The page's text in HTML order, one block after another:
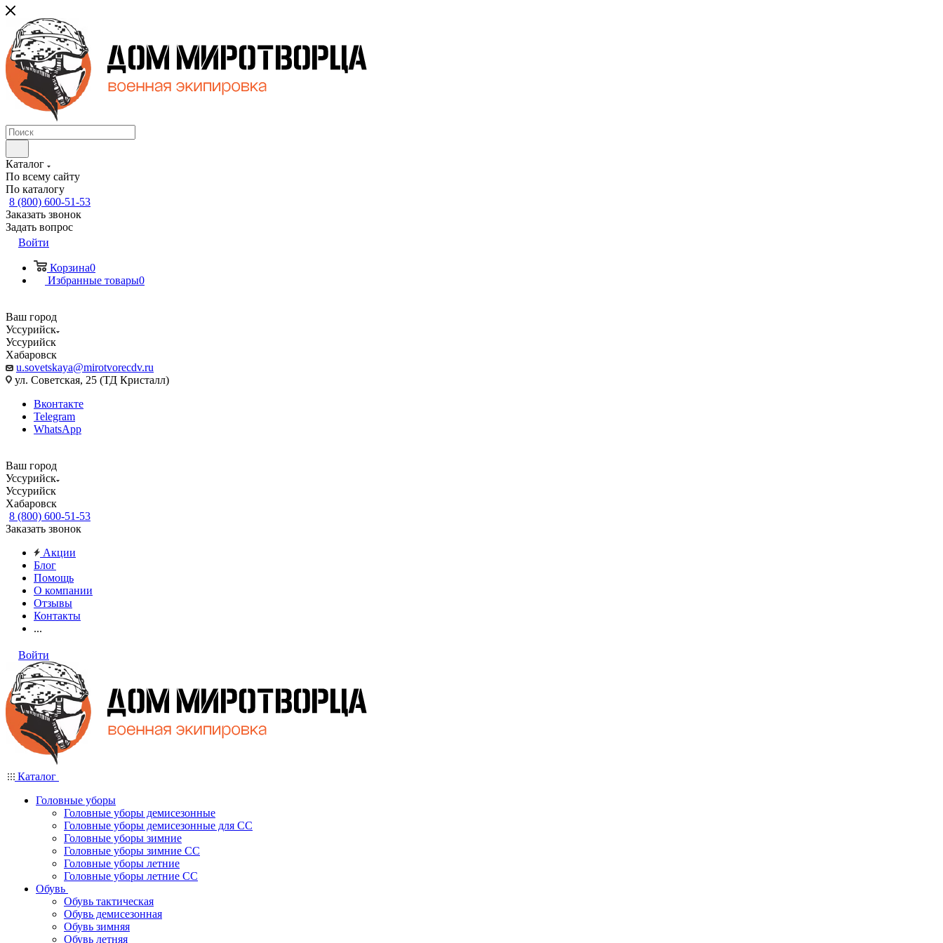
Каталог
По всему сайту
По каталогу
8 (800) 600-51-53
Заказать звонок
Задать вопрос
Войти
Корзина0
Избранные товары0
Ваш город
Уссурийск
Уссурийск
Хабаровск
u.sovetskaya@mirotvorecdv.ru
ул. Советская, 25 (ТД Кристалл)
Вконтакте
Telegram
WhatsApp
Ваш город
Уссурийск
Уссурийск
Хабаровск
8 (800) 600-51-53
Заказать звонок
Акции
Блог
Помощь
О компании
Отзывы
Контакты
...
Войти
Каталог
Головные уборы
Головные уборы демисезонные
Головные уборы демисезонные для СС
Головные уборы зимние
Головные уборы зимние СС
Головные уборы летние
Головные уборы летние СС
Обувь
Обувь тактическая
Обувь демисезонная
Обувь зимняя
Обувь летняя